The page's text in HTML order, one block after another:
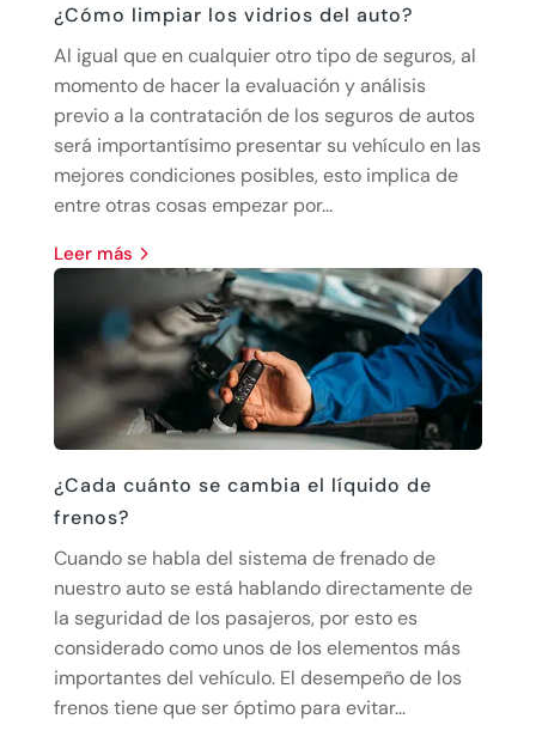
¿Cómo limpiar los vidrios del auto?
Al igual que en cualquier otro tipo de seguros, al
momento de hacer la evaluación y análisis
previo a la contratación de los seguros de autos
será importantísimo presentar su vehículo en las
mejores condiciones posibles, esto implica de
entre otras cosas empezar por...
leer más
¿Cada cuánto se cambia el líquido de
frenos?
Cuando se habla del sistema de frenado de
nuestro auto se está hablando directamente de
la seguridad de los pasajeros, por esto es
considerado como unos de los elementos más
importantes del vehículo. El desempeño de los
frenos tiene que ser óptimo para evitar...